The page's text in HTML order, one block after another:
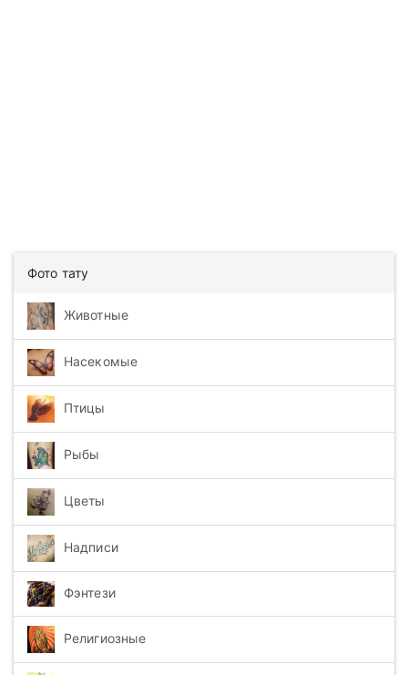
Фото тату
Животные
Насекомые
Птицы
Рыбы
Цветы
Надписи
Фэнтези
Религиозные